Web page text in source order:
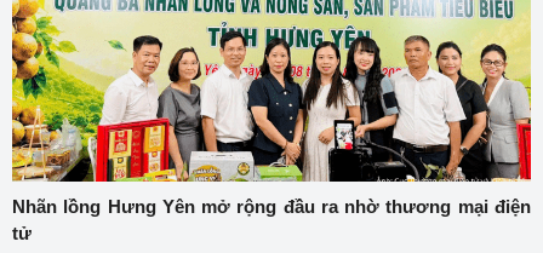
Nhãn lồng Hưng Yên mở rộng đầu ra nhờ thương mại điện
tử